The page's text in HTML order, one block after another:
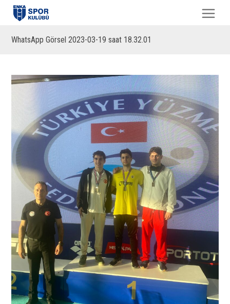
WhatsApp Görsel 2023-03-19 saat 18.32.01